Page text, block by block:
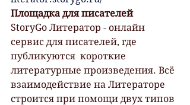
Площадка для писателей
StoryGo Литератор - онлайн
сервис для писателей, где
публикуются  короткие
литературные произведения. Всё
взаимодействие на Литераторе
строится при помощи двух типов